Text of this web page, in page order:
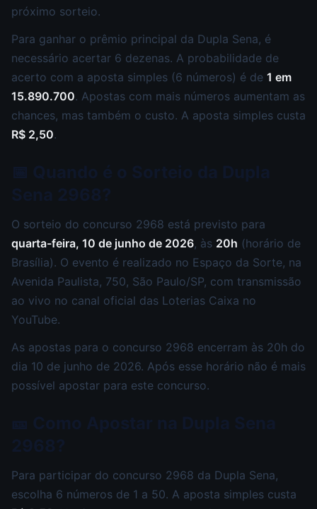
próximo sorteio.
Para ganhar o prêmio principal da Dupla Sena, é
necessário acertar 6 dezenas. A probabilidade de
acerto com a aposta simples (6 números) é de 1 em
15.890.700. Apostas com mais números aumentam as
chances, mas também o custo. A aposta simples custa
R$ 2,50.
O sorteio do concurso 2968 está previsto para
quarta-feira, 10 de junho de 2026, às 20h (horário de
Brasília). O evento é realizado no Espaço da Sorte, na
Avenida Paulista, 750, São Paulo/SP, com transmissão
ao vivo no canal oficial das Loterias Caixa no
YouTube.
As apostas para o concurso 2968 encerram às 20h do
dia 10 de junho de 2026. Após esse horário não é mais
possível apostar para este concurso.
Para participar do concurso 2968 da Dupla Sena,
escolha 6 números de 1 a 50. A aposta simples custa